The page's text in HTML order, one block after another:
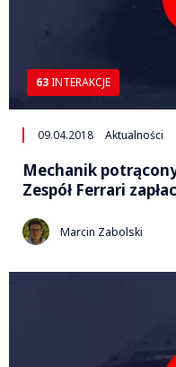
63 INTERAKCJE
09.04.2018 Aktualności
Mechanik
Zespół Ferrari
Marcin Zabolski